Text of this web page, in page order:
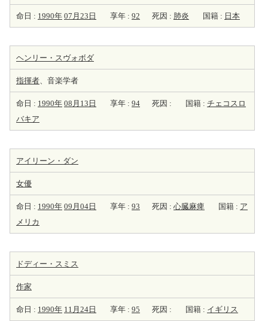
命日 : 1990年 07月23日 享年 : 92 死因 : 肺炎 国籍 : 日本
ヘンリー・スヴォボダ
指揮者、音楽学者
命日 : 1990年 08月13日 享年 : 94 死因 : 国籍 : チェコスロ
バキア
アイリーン・ダン
女優
命日 : 1990年 09月04日 享年 : 93 死因 : 心臓麻痺 国籍 : ア
メリカ
ドディー・スミス
作家
命日 : 1990年 11月24日 享年 : 95 死因 : 国籍 : イギリス